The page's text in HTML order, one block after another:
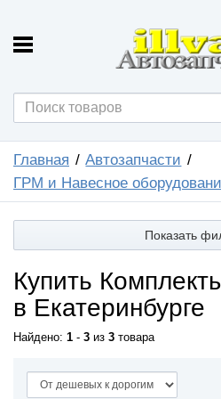
Главная
Автозапчасти
ГРМ и Навесное
Показать
Купить
в Екатеринбурге
Найдено: 1 - 3 из 3 товара